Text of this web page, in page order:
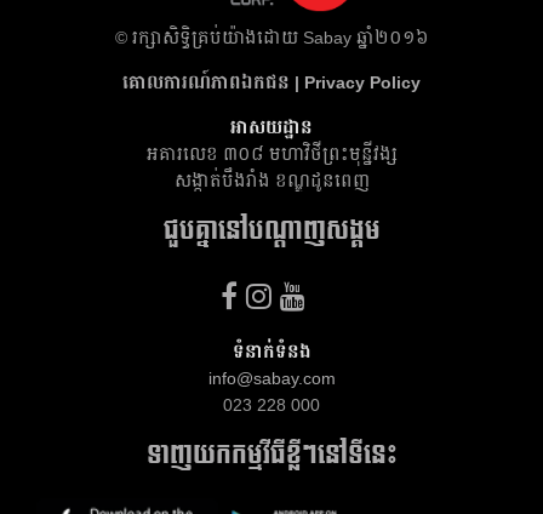
​© រក្សា​សិទ្ធិ​គ្រប់​យ៉ាង​ដោយ​ Sabay ឆ្នាំ​២០១៦
គោលការណ៍​ភាព​ឯកជន | Privacy Policy
អាសយដ្ឋាន
អគារ​លេខ ៣០៨ មហាវិថីព្រះមុន្នីវង្ស
សង្កាត់បឹងរាំង ខណ្ឌដូនពេញ
ជួបគ្នានៅបណ្តាញសង្គម
ទំនាក់ទំនង
info@sabay.com
023 228 000
ទាញយកកម្មវីធីខ្លីៗនៅទីនេះ